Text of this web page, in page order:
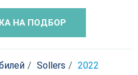
НА ПОДБОР
Sollers 2022